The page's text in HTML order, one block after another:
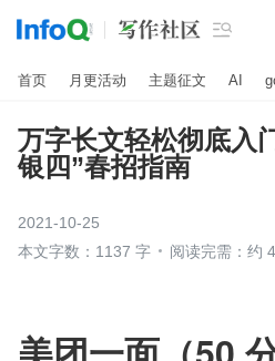

首页 月更活动 主题征文 AI
万字长文轻松彻底入
银四”春招指南
2021-10-25
本文字数：1137 字
阅读完需：约